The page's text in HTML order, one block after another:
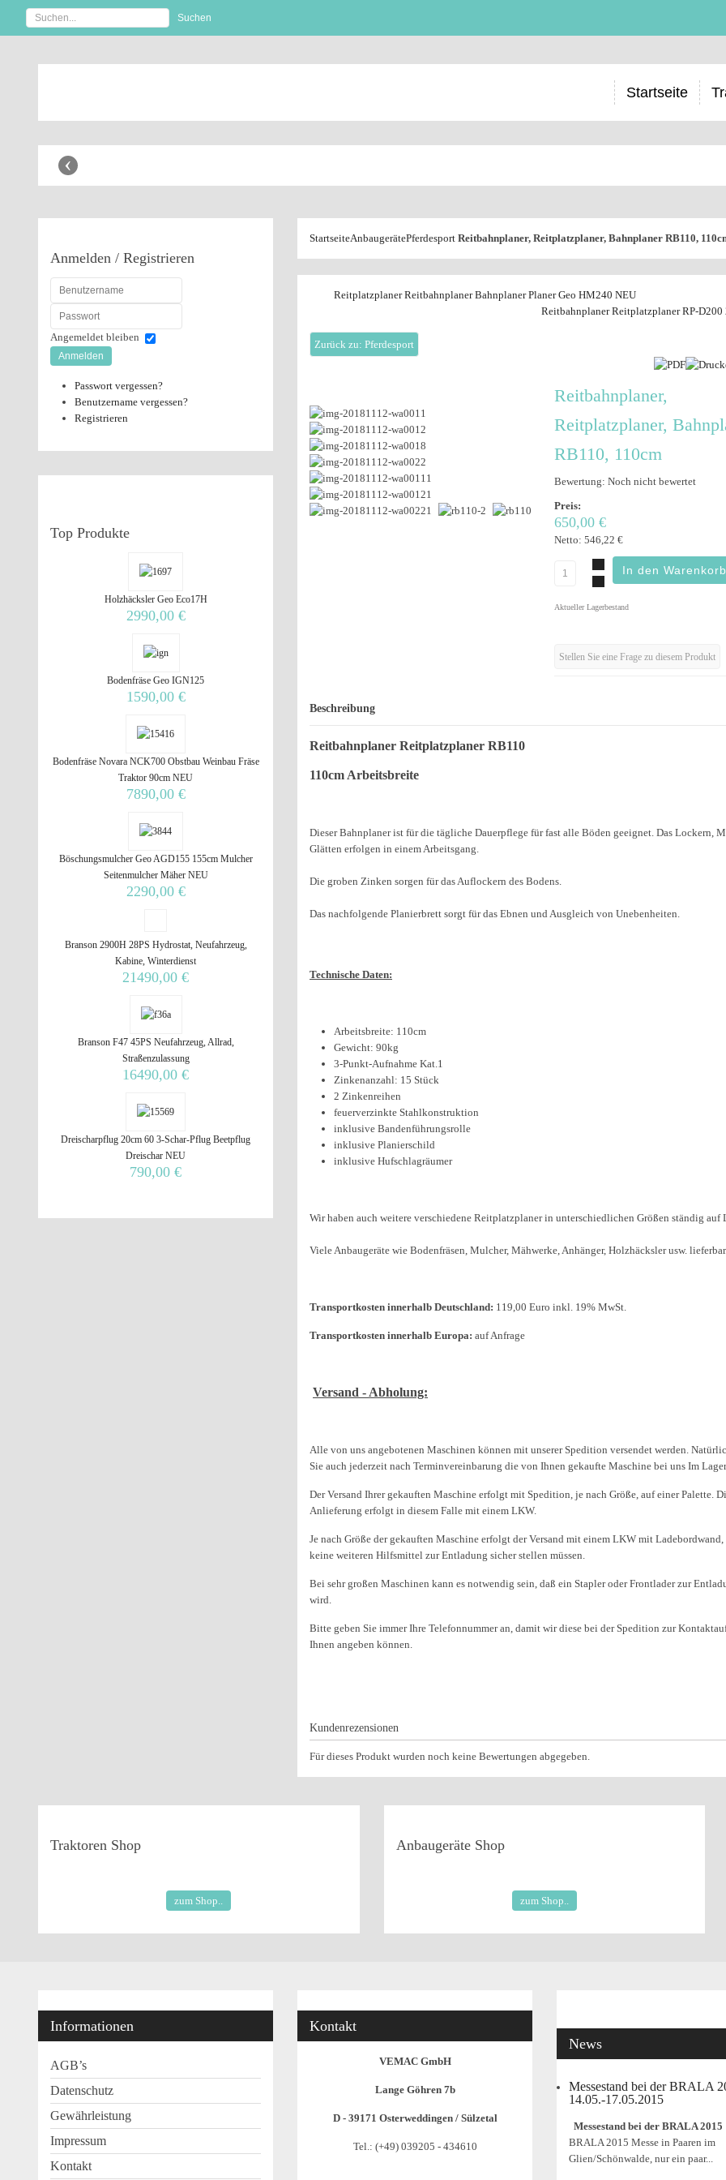
Startseite
‹
StartseiteAnbaugerätePferdesport Reitbahnplaner, Reitplatzplaner, Bahnplaner RB110,
Reitplatzplaner Reitbahnplaner Bahnplaner Planer Geo HM240 NEU
Reitbahnplaner Reitplatzplaner RP-D200
Zurück zu: Pferdesport
Reitbahnplaner,
Reitplatzplaner,
RB110, 110cm
Bewertung: Noch nicht bewertet
Preis:
650,00 €
Netto: 546,22 €
Aktueller Lagerbestand
Stellen Sie eine Frage zu diesem Produkt
Beschreibung
Reitbahnplaner Reitplatzplaner RB110
110cm Arbeitsbreite
Dieser Bahnplaner ist für die tägliche Dauerpflege für fast alle Böden geeignet. Das Lockern,
Glätten erfolgen in einem Arbeitsgang.
Die groben Zinken sorgen für das Auflockern des Bodens.
Das nachfolgende Planierbrett sorgt für das Ebnen und Ausgleich von Unebenheiten.
Technische Daten:
Arbeitsbreite: 110cm
Gewicht: 90kg
3-Punkt-Aufnahme Kat.1
Zinkenanzahl: 15 Stück
2 Zinkenreihen
feuerverzinkte Stahlkonstruktion
inklusive Bandenführungsrolle
inklusive Planierschild
inklusive Hufschlagräumer
Wir haben auch weitere verschiedene Reitplatzplaner in unterschiedlichen Größen ständig auf
Viele Anbaugeräte wie Bodenfräsen, Mulcher, Mähwerke, Anhänger, Holzhäcksler usw.
Transportkosten innerhalb Deutschland: 119,00 Euro inkl. 19% MwSt.
Transportkosten innerhalb Europa: auf Anfrage
Versand - Abholung:
Alle von uns angebotenen Maschinen können mit unserer Spedition versendet werden.
Sie auch jederzeit nach Terminvereinbarung die von Ihnen gekaufte Maschine bei uns Im
Der Versand Ihrer gekauften Maschine erfolgt mit Spedition, je nach Größe, auf einer Palette.
Anlieferung erfolgt in diesem Falle mit einem LKW.
Je nach Größe der gekauften Maschine erfolgt der Versand mit einem LKW mit Ladebordwand,
keine weiteren Hilfsmittel zur Entladung sicher stellen müssen.
Bei sehr großen Maschinen kann es notwendig sein, daß ein Stapler oder Frontlader zur
wird.
Bitte geben Sie immer Ihre Telefonnummer an, damit wir diese bei der Spedition zur
Ihnen angeben können.
Kundenrezensionen
Für dieses Produkt wurden noch keine Bewertungen abgegeben.
Anmelden / Registrieren
Angemeldet bleiben
Anmelden
Passwort vergessen?
Benutzername vergessen?
Registrieren
Top Produkte
Holzhäcksler Geo Eco17H
2990,00 €
Bodenfräse Geo IGN125
1590,00 €
Bodenfräse Novara NCK700 Obstbau Weinbau Fräse
Traktor 90cm NEU
7890,00 €
Böschungsmulcher Geo AGD155 155cm Mulcher
Seitenmulcher Mäher NEU
2290,00 €
Branson 2900H 28PS Hydrostat, Neufahrzeug,
Kabine, Winterdienst
21490,00 €
Branson F47 45PS Neufahrzeug, Allrad,
Straßenzulassung
16490,00 €
Dreischarpflug 20cm 60 3-Schar-Pflug Beetpflug
Dreischar NEU
790,00 €
Traktoren Shop
zum Shop..
AnbaugeräteShop
zum Shop..
Informationen
AGB’s
Datenschutz
Gewährleistung
Impressum
Kontakt
Kontakt
VEMAC GmbH
Lange Göhren 7b
D - 39171 Osterweddingen / Sülzetal
Tel.: (+49) 039205 - 434610
News
Messestand bei der BRALA
14.05.-17.05.2015
Messestand bei der BRALA 2015
BRALA 2015 Messe in Paaren im
Glien/Schönwalde, nur ein paar...